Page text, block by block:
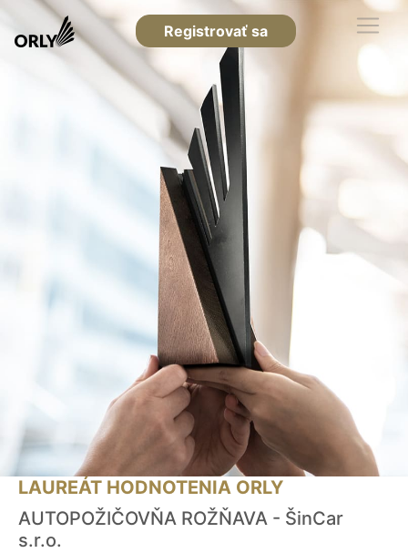
Registrovať sa
LAUREÁT HODNOTENIA ORLY
AUTOPOŽIČOVŇA ROŽŇAVA - ŠinCar
s.r.o.